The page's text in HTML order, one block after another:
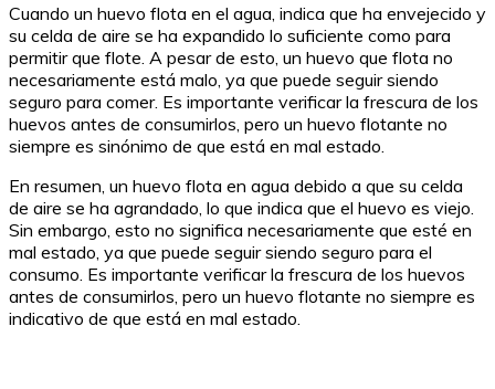
Cuando un huevo flota en el agua, indica que ha envejecido y
su celda de aire se ha expandido lo suficiente como para
permitir que flote. A pesar de esto, un huevo que flota no
necesariamente está malo, ya que puede seguir siendo
seguro para comer. Es importante verificar la frescura de los
huevos antes de consumirlos, pero un huevo flotante no
siempre es sinónimo de que está en mal estado.
En resumen, un huevo flota en agua debido a que su celda
de aire se ha agrandado, lo que indica que el huevo es viejo.
Sin embargo, esto no significa necesariamente que esté en
mal estado, ya que puede seguir siendo seguro para el
consumo. Es importante verificar la frescura de los huevos
antes de consumirlos, pero un huevo flotante no siempre es
indicativo de que está en mal estado.